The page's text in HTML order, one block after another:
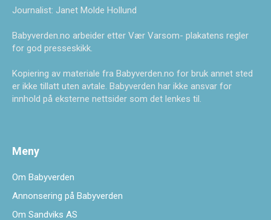
Journalist: Janet Molde Hollund
Babyverden.no arbeider etter Vær Varsom- plakatens regler
for god presseskikk.
Kopiering av materiale fra Babyverden.no for bruk annet sted
er ikke tillatt uten avtale. Babyverden har ikke ansvar for
innhold på eksterne nettsider som det lenkes til.
Meny
Om Babyverden
Annonsering på Babyverden
Om Sandviks AS